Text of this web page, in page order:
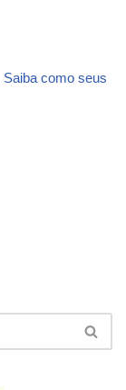
Saiba como seus